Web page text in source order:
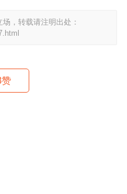
，转载请注明出处：
赞